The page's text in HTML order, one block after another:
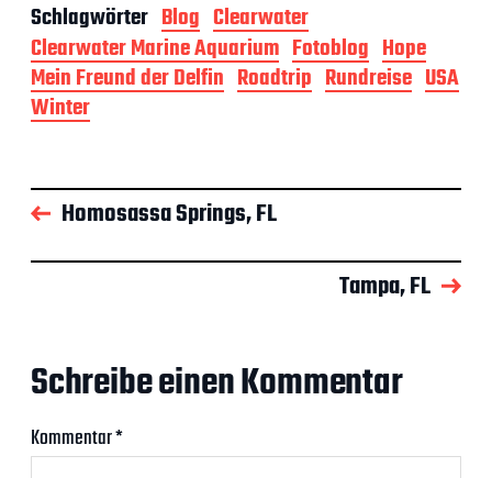
Schlagwörter Blog Clearwater
Clearwater Marine Aquarium Fotoblog Hope
Mein Freund der Delfin Roadtrip Rundreise USA
Winter
Homosassa Springs, FL
Tampa, FL
Schreibe einen Kommentar
Kommentar*